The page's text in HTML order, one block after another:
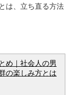
は、立ち直る方法
め｜社会人の男
の楽しみ方とは